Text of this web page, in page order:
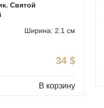
Святой
Ширина: 2.1 см
34 $
В корзину